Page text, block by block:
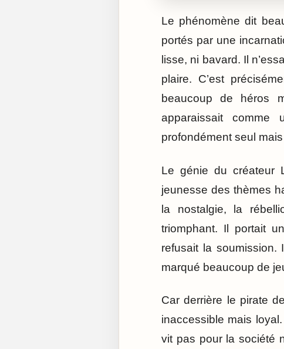
Le phénomène dit
portés par une
lisse, ni bavard. Il
plaire. C’est
beaucoup de héros
apparaissait comme
profondément seul
Le génie du créateur
jeunesse des thèmes
la nostalgie, la
triomphant. Il portait
refusait la soumission.
marqué beaucoup de
Car derrière le pirate
inaccessible mais
vit pas pour la société